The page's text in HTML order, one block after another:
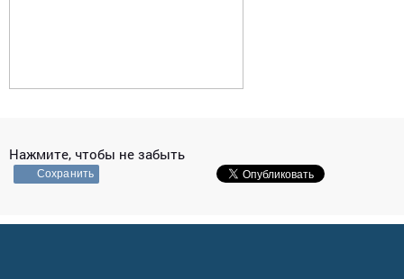
Нажмите, чтобы не забыть
Сохранить